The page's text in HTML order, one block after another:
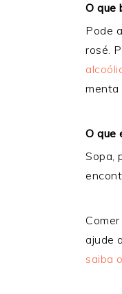
O que
Pode
rosé.
menta
O que
Sopa,
ajude
saiba